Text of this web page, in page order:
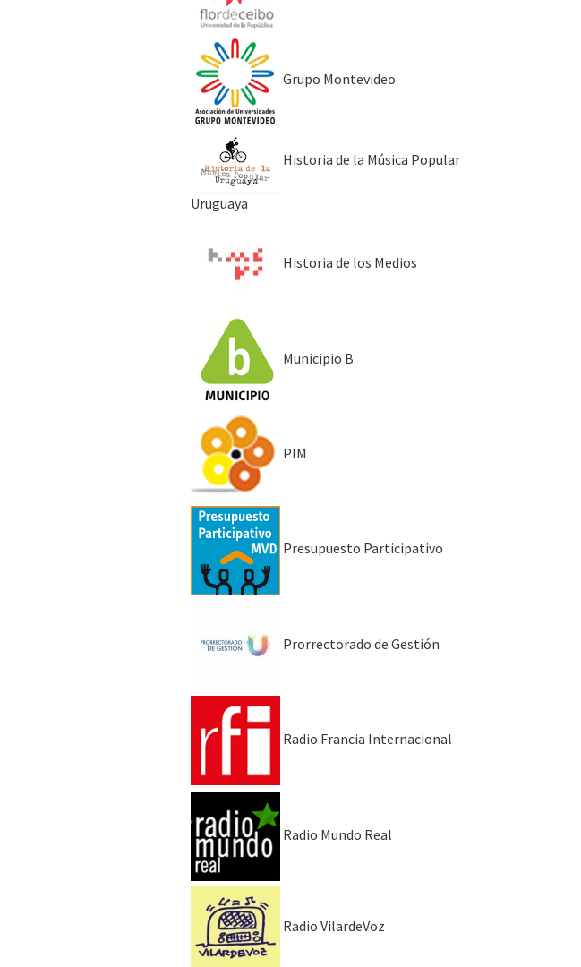
Grupo Montevideo
Historia de la Música Popular
Uruguaya
Historia de los Medios
Municipio B
PIM
Presupuesto Participativo
Prorrectorado de Gestión
Radio Francia Internacional
Radio Mundo Real
Radio VilardeVoz